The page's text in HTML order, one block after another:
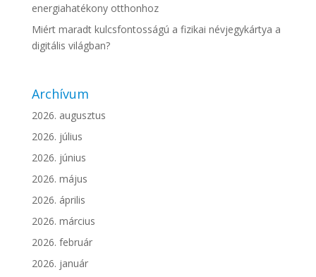
energiahatékony otthonhoz
Miért maradt kulcsfontosságú a fizikai névjegykártya a
digitális világban?
Archívum
2026. augusztus
2026. július
2026. június
2026. május
2026. április
2026. március
2026. február
2026. január